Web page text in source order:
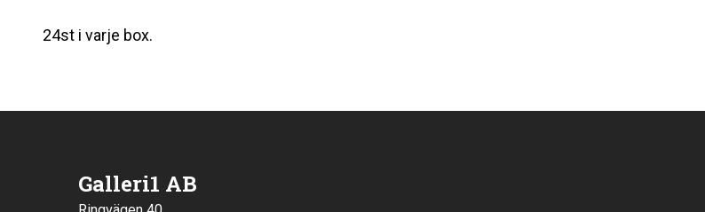
24st i varje box.
Galleri1 AB